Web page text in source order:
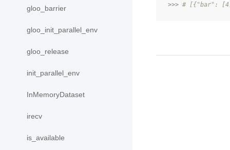
gloo_barrier
gloo_init_parallel_env
gloo_release
init_parallel_env
InMemoryDataset
irecv
is_available
>>> # [{"bar":